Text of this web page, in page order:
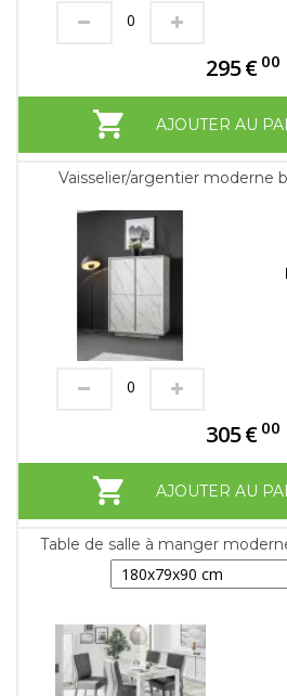
295€ 00
AJOUTER AU
Vaisselier/argentier moderne
305€ 00
AJOUTER AU
Table de salle à manger